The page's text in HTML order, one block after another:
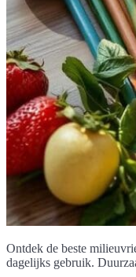
Ontdek de beste
dagelijks gebruik.